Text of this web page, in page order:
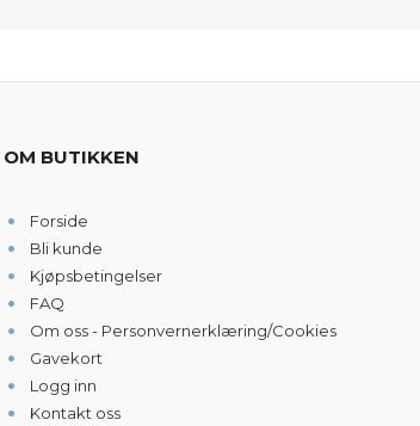
OM BUTIKKEN
Forside
Bli kunde
Kjøpsbetingelser
FAQ
Om oss - Personvernerklæring/Cookies
Gavekort
Logg inn
Kontakt oss